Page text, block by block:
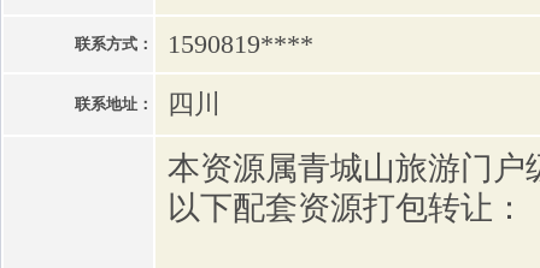
联系方式： 1590819****
联系地址： 四川
本资源属青城山旅游门户
以下配套资源打包转让：